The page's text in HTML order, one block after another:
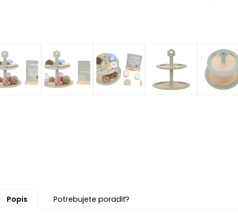
Popis Potrebujete poradiť?